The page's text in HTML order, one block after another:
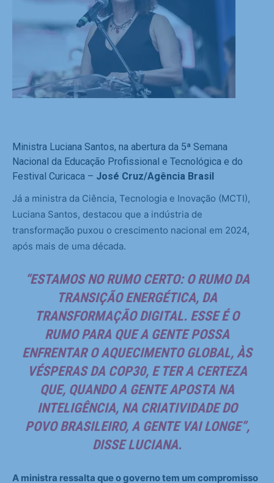
Ministra Luciana Santos, na abertura da 5ª Semana
Nacional da Educação Profissional e Tecnológica e do
Festival Curicaca – José Cruz/Agência Brasil
Já a ministra da Ciência, Tecnologia e Inovação (MCTI),
Luciana Santos, destacou que a indústria de
transformação puxou o crescimento nacional em 2024,
após mais de uma década.
“ESTAMOS NO RUMO CERTO: O RUMO DA
TRANSIÇÃO ENERGÉTICA, DA
TRANSFORMAÇÃO DIGITAL. ESSE É O
RUMO PARA QUE A GENTE POSSA
ENFRENTAR O AQUECIMENTO GLOBAL, ÀS
VÉSPERAS DA COP30, E TER A CERTEZA
QUE, QUANDO A GENTE APOSTA NA
INTELIGÊNCIA, NA CRIATIVIDADE DO
POVO BRASILEIRO, A GENTE VAI LONGE”,
DISSE LUCIANA.
A ministra ressalta que o governo tem um compromisso